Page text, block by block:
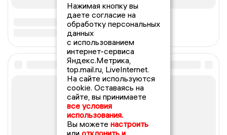
Нажимая кнопку вы
даете согласие на
обработку персональных
данных
с использованием
интернет-сервиса
Яндекс.Метрика,
top.mail.ru, LiveInternet.
На сайте используются
cookie. Оставаясь на
сайте, вы принимаете
все условия
использования.
Вы можете настроить
или отклонить и